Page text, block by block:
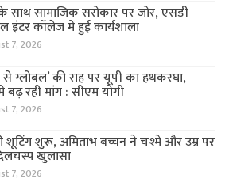
के साथ सामाजिक सरोकार पर जोर, एसडी
इंटर कॉलेज में हुई कार्यशाला
7, 2026
ग्लोबल’ की राह पर यूपी का हथकरघा,
बढ़ रही मांग : सीएम योगी
7, 2026
शूटिंग शुरू, अमिताभ बच्चन ने चश्मे और उम्र पर
खुलासा
7, 2026